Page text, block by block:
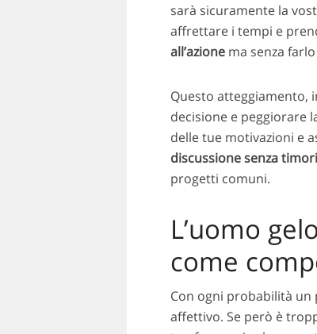
sarà sicuramente la
affrettare i tempi e
all’azionema senza
Questo atteggiamento,
decisione e peggiorare
delle tue motivazioni e
discussione senza timori
progetti comuni.
L’uomo
come
Con ogni probabilità un
affettivo. Se però è